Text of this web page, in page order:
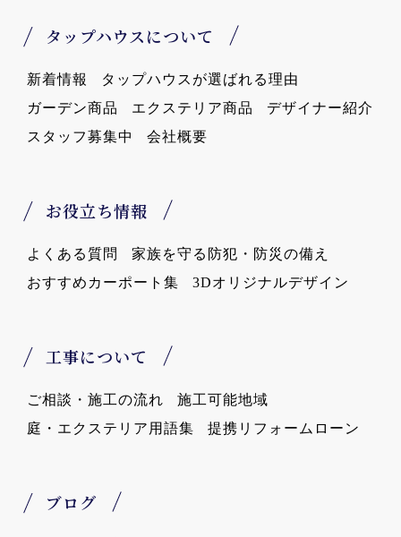
タップハウスについて
新着情報
タップハウスが選ばれる理由
ガーデン商品
エクステリア商品
デザイナー紹介
スタッフ募集中
会社概要
お役立ち情報
よくある質問
家族を守る防犯・防災の備え
おすすめカーポート集
3Dオリジナルデザイン
工事について
ご相談・施工の流れ
施工可能地域
庭・エクステリア用語集
提携リフォームローン
ブログ